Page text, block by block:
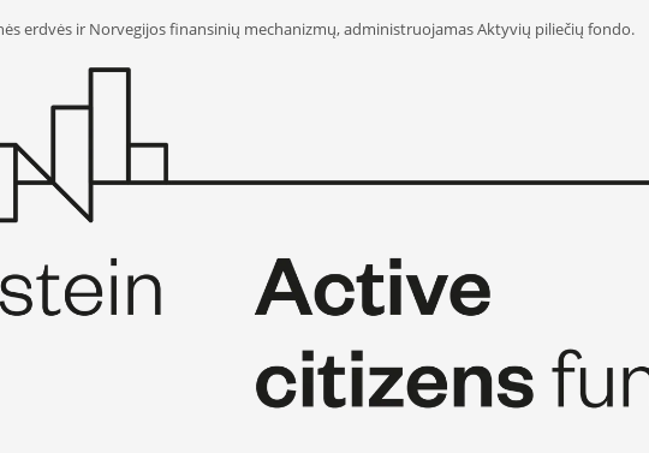
erdvės ir Norvegijos finansinių mechanizmų, administruojamas Aktyvių piliečių fondo.